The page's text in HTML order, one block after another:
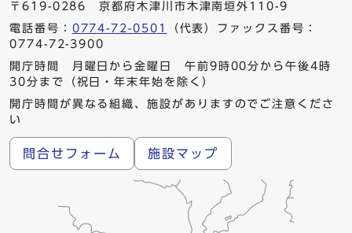
〒619-0286 京都府木津川市木津南垣外110-9
電話番号： 0774-72-0501
（代表）ファックス番号：
0774-72-3900
開庁時間 月曜日から金曜日 午前9時00分から午後4時
30分まで（祝日・年末年始を除く）
開庁時間が異なる組織、施設がありますのでご注意くださ
い
問合せフォーム 施設マップ